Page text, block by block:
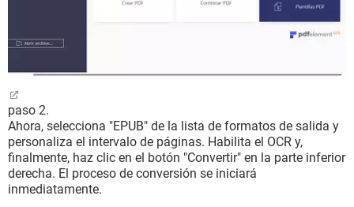
paso 2.
Ahora, selecciona "EPUB" de la lista de formatos de salida y
personaliza el intervalo de páginas. Habilita el OCR y,
finalmente, haz clic en el botón "Convertir" en la parte inferior
derecha. El proceso de conversión se iniciará
inmediatamente.